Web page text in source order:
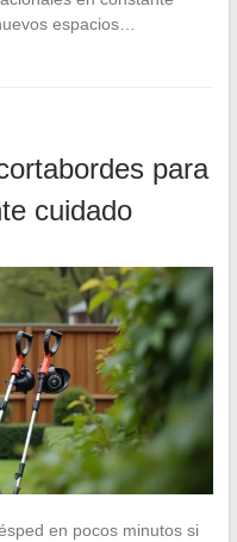
espacios…
para
cuidado
en pocos minutos si